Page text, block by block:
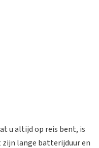
u altijd op reis bent, is
zijn lange batterijduur en